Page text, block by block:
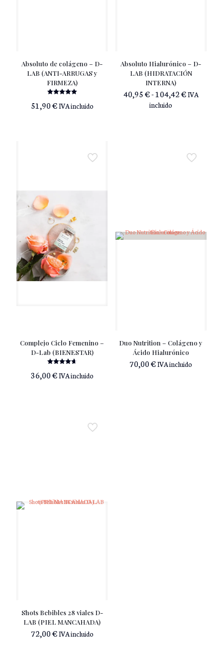
Absoluto de colágeno – D-
LAB (ANTI-ARRUGAS y
FIRMEZA)
con
51,90€IVA incluido
Absoluto Hialurónico – D-
LAB (HIDRATACIÓN
INTERNA)
40,95€-104,42€Rango
IVA
incluido
Complejo Ciclo Femenino –
D-Lab (BIENESTAR)
con
36,00€IVA incluido
Duo Nutrition – Colágeno y
Ácido Hialurónico
70,00€IVA incluido
Shots Bebibles 28 viales D-
LAB (PIEL MANCAHADA)
72,00€IVA incluido